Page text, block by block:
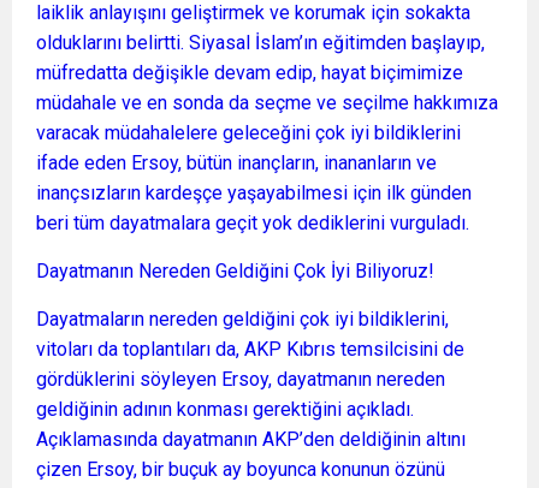
laiklik anlayışını geliştirmek ve korumak için sokakta
olduklarını belirtti. Siyasal İslam’ın eğitimden başlayıp,
müfredatta değişikle devam edip, hayat biçimimize
müdahale ve en sonda da seçme ve seçilme hakkımıza
varacak müdahalelere geleceğini çok iyi bildiklerini
ifade eden Ersoy, bütün inançların, inananların ve
inançsızların kardeşçe yaşayabilmesi için ilk günden
beri tüm dayatmalara geçit yok dediklerini vurguladı.
Dayatmanın Nereden Geldiğini Çok İyi Biliyoruz!
Dayatmaların nereden geldiğini çok iyi bildiklerini,
vitoları da toplantıları da, AKP Kıbrıs temsilcisini de
gördüklerini söyleyen Ersoy, dayatmanın nereden
geldiğinin adının konması gerektiğini açıkladı.
Açıklamasında dayatmanın AKP’den deldiğinin altını
çizen Ersoy, bir buçuk ay boyunca konunun özünü